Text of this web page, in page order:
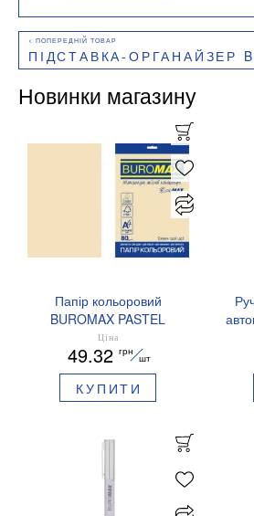
ПІДСТАВКА-ОРГАНАЙЗЕР BUROMAX 152X102X103
Новинки магазину
Папір кольоровий
BUROMAX PASTEL
EUROMAX 20 арк А4 80 г/
мс BM.2721220E-08
Ціна
49.32 грн
шт
КУПИТИ